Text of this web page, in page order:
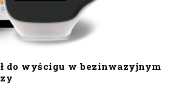
do wyścigu w bezinwazyjnym